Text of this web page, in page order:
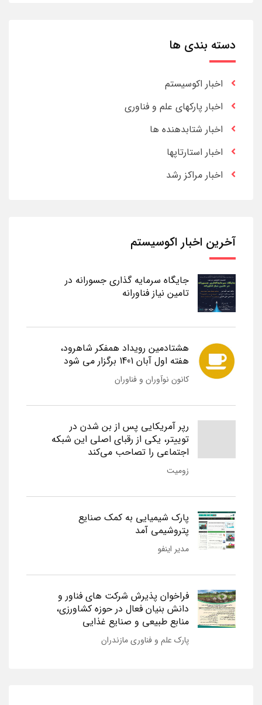
دسته بندی ها
اخبار اکوسیستم
اخبار پارکهای علم و فناوری
اخبار شتابدهنده ها
اخبار استارتاپها
اخبار مراکز رشد
آخرین اخبار اکوسیستم
جایگاه سرمایه گذاری جسورانه در
تامین نیاز فناورانه
هشتادمین رویداد همفکر شاهرود،
هفته اول آبان 1401 برگزار می شود
کانون نوآوران و فناوران
رپر آمریکایی پس از بن شدن در
توییتر، یکی از رقبای اصلی این شبکه
اجتماعی را تصاحب می‌کند
زومیت
پارک شیمیایی به کمک صنایع
پتروشیمی آمد
مدیر اینفو
فراخوان پذیرش شرکت های فناور و
دانش بنیان فعال در حوزه کشاورزی،
منابع طبیعی و صنایع غذایی
پارک علم و فناوری مازندران